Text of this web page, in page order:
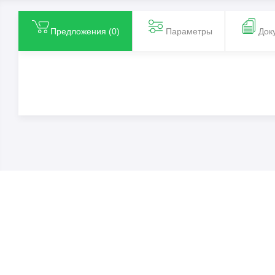
Предложения (0) Параметры